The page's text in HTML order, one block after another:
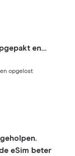
en…
opgelost
eSim beter